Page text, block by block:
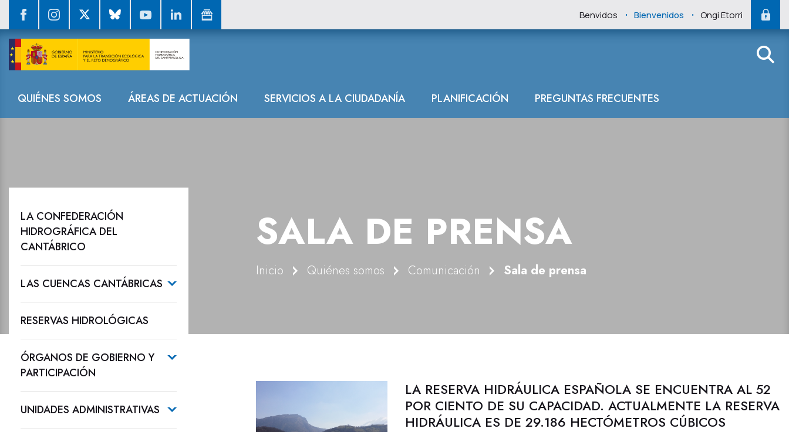
Benvidos . Bienvenidos . Ongi Etorri
Navegación
QUIÉNES SOMOS ÁREAS DE ACTUACIÓN SERVICIOS A LA CIUDADANÍA PLANIFICACIÓN PREGUNTAS FRECUENTES
Sala de prensa
SALA DE PRENSA
Inicio Quiénes somos Comunicación Sala de prensa
LA CONFEDERACIÓN
HIDROGRÁFICA DEL
CANTÁBRICO
LAS CUENCAS CANTÁBRICAS
RESERVAS HIDROLÓGICAS
ÓRGANOS DE GOBIERNO Y
PARTICIPACIÓN
UNIDADES ADMINISTRATIVAS
LA RESERVA HIDRÁULICA ESPAÑOLA SE ENCUENTRA AL 52
POR CIENTO DE SU CAPACIDAD. ACTUALMENTE LA RESERVA
HIDRÁULICA ES DE 29.186 HECTÓMETROS CÚBICOS